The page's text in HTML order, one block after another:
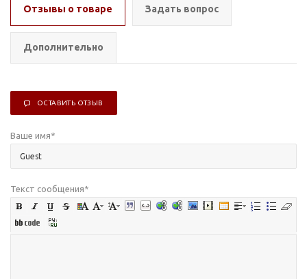
Отзывы о товаре Задать вопрос
Дополнительно
ОСТАВИТЬ ОТЗЫВ
Ваше имя*
Текст сообщения*